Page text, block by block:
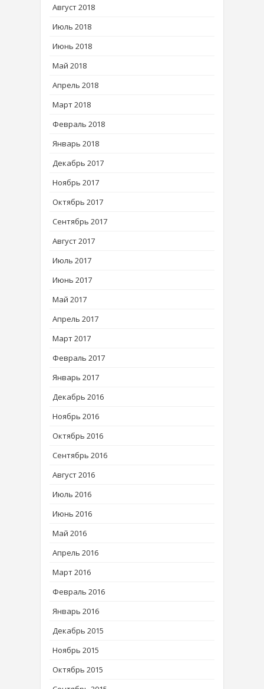
Август 2018
Июль 2018
Июнь 2018
Май 2018
Апрель 2018
Март 2018
Февраль 2018
Январь 2018
Декабрь 2017
Ноябрь 2017
Октябрь 2017
Сентябрь 2017
Август 2017
Июль 2017
Июнь 2017
Май 2017
Апрель 2017
Март 2017
Февраль 2017
Январь 2017
Декабрь 2016
Ноябрь 2016
Октябрь 2016
Сентябрь 2016
Август 2016
Июль 2016
Июнь 2016
Май 2016
Апрель 2016
Март 2016
Февраль 2016
Январь 2016
Декабрь 2015
Ноябрь 2015
Октябрь 2015